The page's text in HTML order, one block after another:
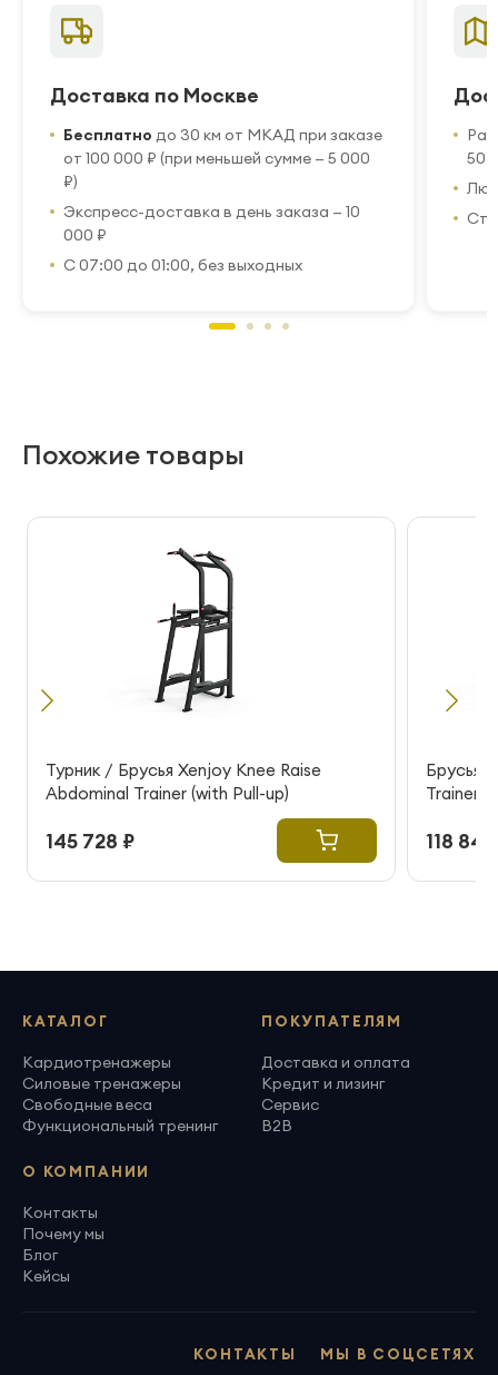
Доставка по Москве
Бесплатно до 30 км от МКАД при заказе
от 100 000 ₽ (при меньшей сумме — 5 000
₽)
Экспресс-доставка в день заказа — 10
000 ₽
С 07:00 до 01:00, без выходных
50
Похожие товары
Турник / Брусья Xenjoy Knee Raise
Abdominal Trainer (with Pull-up)
145 728 ₽
Брусья
Trainer
118
КАТАЛОГ
Кардиотренажеры
Силовые тренажеры
Свободные веса
Функциональный тренинг
ПОКУПАТЕЛЯМ
Доставка и оплата
Кредит и лизинг
Сервис
B2B
О КОМПАНИИ
Контакты
Почему мы
Блог
Кейсы
МЫ В СОЦСЕТЯХ
КОНТАКТЫ